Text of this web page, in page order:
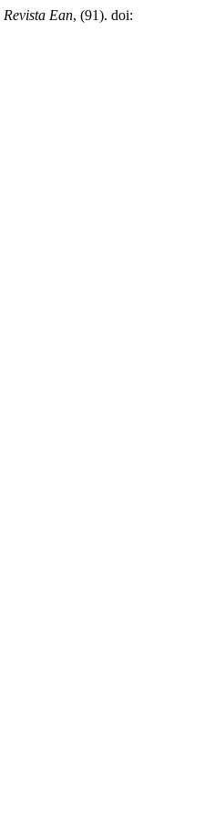
Revista Ean, (91). doi: